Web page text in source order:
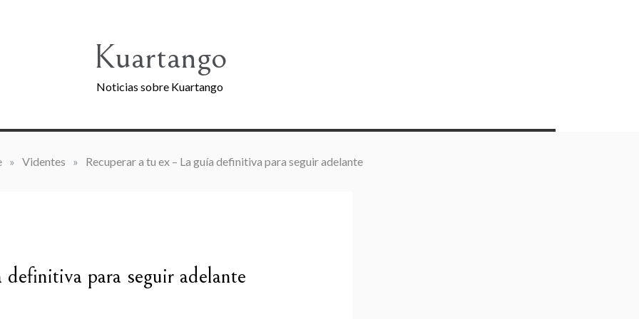
Kuartango
Noticias sobre Kuartango
» Videntes » Recuperar a tu ex – La guía definitiva para seguir adelante
para seguir adelante